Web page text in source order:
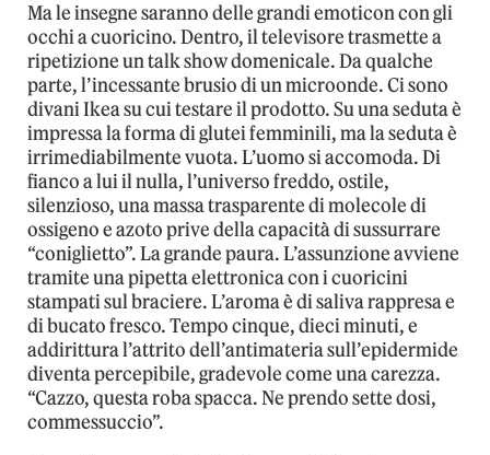
Ma le insegne saranno delle grandi emoticon con gli
occhi a cuoricino. Dentro, il televisore trasmette a
ripetizione un talk show domenicale. Da qualche
parte, l’incessante brusio di un microonde. Ci sono
divani Ikea su cui testare il prodotto. Su una seduta è
impressa la forma di glutei femminili, ma la seduta è
irrimediabilmente vuota. L’uomo si accomoda. Di
fianco a lui il nulla, l’universo freddo, ostile,
silenzioso, una massa trasparente di molecole di
ossigeno e azoto prive della capacità di sussurrare
“coniglietto”. La grande paura. L’assunzione avviene
tramite una pipetta elettronica con i cuoricini
stampati sul braciere. L’aroma è di saliva rappresa e
di bucato fresco. Tempo cinque, dieci minuti, e
addirittura l’attrito dell’antimateria sull’epidermide
diventa percepibile, gradevole come una carezza.
“Cazzo, questa roba spacca. Ne prendo sette dosi,
commessuccio”.